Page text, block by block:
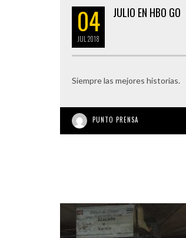
04
JUL 2018
JULIO EN HBO GO
Siempre las mejores historias.
PUNTO PRENSA